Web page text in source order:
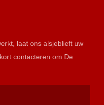
laat ons alsjeblieft uw
contacteren om De